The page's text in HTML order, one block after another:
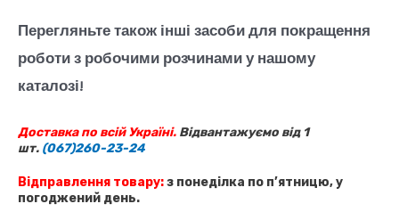
Перегляньте також інші засоби для покращення
роботи з робочими розчинами у нашому
каталозі!
Доставка по всій Україні. Відвантажуємо від 1
шт. (067)260-23-24
Відправлення товару:з понеділка по п’ятницю, у
погоджений день.